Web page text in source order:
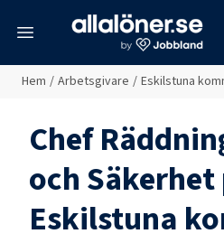
Hem / Arbetsgivare / Eskilstuna
Chef
och Säkerhet
Eskilstuna